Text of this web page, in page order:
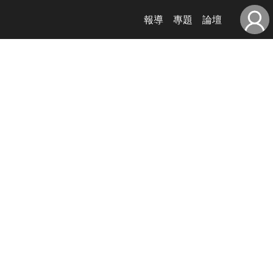
報導 專題 論壇